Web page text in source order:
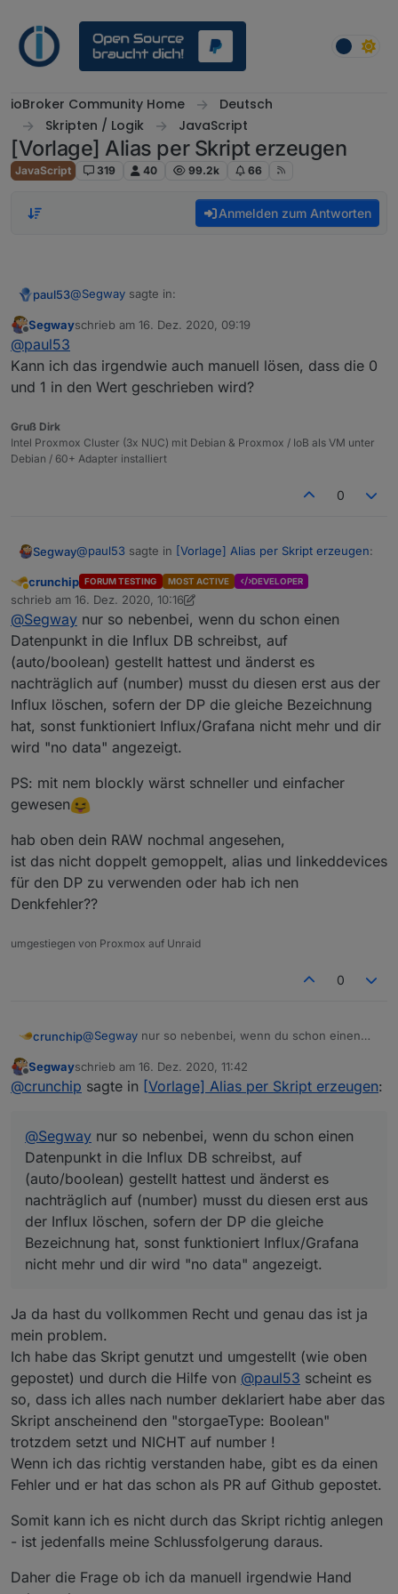
ioBroker Community Home
Deutsch
Skripten / Logik
JavaScript
[Vorlage] Alias per Skript erzeugen
JavaScript 319 40 99.2k 66
Anmelden zum Antworten
paul53@Segway sagte in:
type = "string" ist zwar falsch, hat aber auf die Reaktion
was sie an der Stelle lesen.
Offline
Segwayschrieb am 16. Dez. 2020, 09:19
zuletzt editiert von
@paul53
Kann ich das irgendwie auch manuell lösen, dass die 0
und 1 in den Wert geschrieben wird?
Gruß Dirk
Intel Proxmox Cluster (3x NUC) mit Debian & Proxmox / IoB als VM unter
Debian / 60+ Adapter installiert
0
Segway@paul53 sagte in [Vorlage] Alias per Skript erzeugen:
Das Problem mit der DB ist eher der
"storageType".
Ja das hatte ich auch gelesen und habe es einfach
per Hand geändert unter RAW aber dann schreibt die
Influx nicht mehr da sie den Datentyp nicht kennt :-(
Also warte ich mal :-(
Abwesend
crunchip FORUM TESTING MOST ACTIVE DEVELOPER
schrieb am 16. Dez. 2020, 10:16
zuletzt editiert von crunchip
@Segway nur so nebenbei, wenn du schon einen
Datenpunkt in die Influx DB schreibst, auf
(auto/boolean) gestellt hattest und änderst es
nachträglich auf (number) musst du diesen erst aus der
Influx löschen, sofern der DP die gleiche Bezeichnung
hat, sonst funktioniert Influx/Grafana nicht mehr und dir
wird "no data" angezeigt.
PS: mit nem blockly wärst schneller und einfacher
gewesen
hab oben dein RAW nochmal angesehen,
ist das nicht doppelt gemoppelt, alias und linkeddevices
für den DP zu verwenden oder hab ich nen
Denkfehler??
umgestiegen von Proxmox auf Unraid
0
crunchip@Segway nur so nebenbei, wenn du schon einen
(auto/boolean) gestellt hattest und änderst es
nachträglich auf (number) musst du diesen erst aus
nicht mehr und dir wird "no data" angezeigt.
PS: mit nem blockly wärst schneller und einfacher
gewesen
linkeddevices für den DP zu verwenden oder hab ich
nen Denkfehler??
Segwayschrieb am 16. Dez. 2020, 11:42
zuletzt editiert von
@crunchip sagte in [Vorlage] Alias per Skript erzeugen:
@Segway nur so nebenbei, wenn du schon einen
Datenpunkt in die Influx DB schreibst, auf
(auto/boolean) gestellt hattest und änderst es
nachträglich auf (number) musst du diesen erst aus
der Influx löschen, sofern der DP die gleiche
Bezeichnung hat, sonst funktioniert Influx/Grafana
nicht mehr und dir wird "no data" angezeigt.
Ja da hast du vollkommen Recht und genau das ist ja
mein problem.
Ich habe das Skript genutzt und umgestellt (wie oben
gepostet) und durch die Hilfe von @paul53 scheint es
so, dass ich alles nach number deklariert habe aber das
Skript anscheinend den "storgaeType: Boolean"
trotzdem setzt und NICHT auf number !
Wenn ich das richtig verstanden habe, gibt es da einen
Fehler und er hat das schon als PR auf Github gepostet.
Somit kann ich es nicht durch das Skript richtig anlegen
- ist jedenfalls meine Schlussfolgerung daraus.
Daher die Frage ob ich da manuell irgendwie Hand